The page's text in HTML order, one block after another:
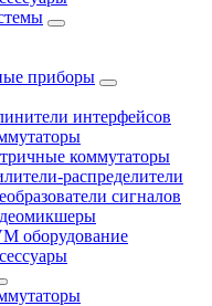
приборы
интерфейсов
коммутаторы
распределители
сигналов
оборудование